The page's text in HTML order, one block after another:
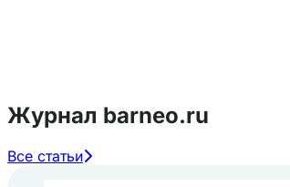
Журнал barneo.ru
Все статьи